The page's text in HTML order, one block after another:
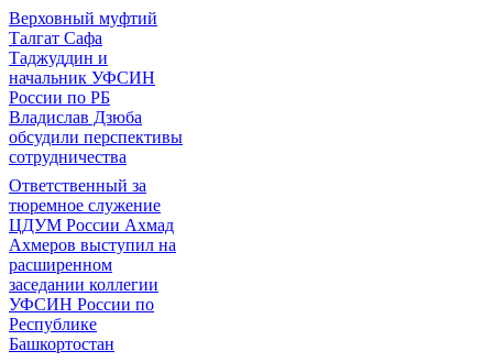
Верховный муфтий
Талгат Сафа
Таджуддин и
начальник УФСИН
России по РБ
Владислав Дзюба
обсудили перспективы
сотрудничества
Ответственный за
тюремное служение
ЦДУМ России Ахмад
Ахмеров выступил на
расширенном
заседании коллегии
УФСИН России по
Республике
Башкортостан